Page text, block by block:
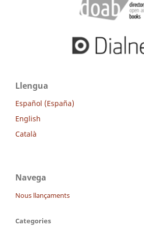
Llengua
Español (España)
English
Català
Navega
Nous llançaments
Categories